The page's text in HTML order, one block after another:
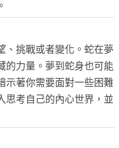
、挑戰或者變化。蛇在夢
的力量。夢到蛇身也可能
示著你需要面對一些困難
思考自己的內心世界，並